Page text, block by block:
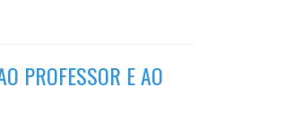
PROFESSOR E AO